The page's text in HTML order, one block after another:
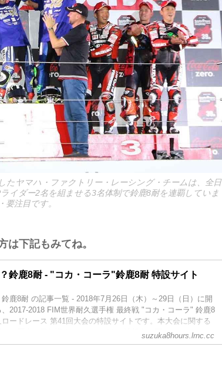
たヤマハ・ファクトリー・レーシング・チームは、全日
イダー2名を組ませる3名体制で鈴鹿8耐を連覇していま
注目です。
は下記もみてね。
鈴鹿8耐 - "コカ・コーラ"鈴鹿8耐 特設サイト
鹿8耐 の記事一覧 - 2018年7月26日（木）～29日（日）に開
2017-2018 FIM世界耐久選手権 最終戦 "コカ・コーラ" 鈴鹿8
ロードレース 第41回大会の特設サイトです。本大会に関する
から歴史、豆知識まで、さまざまな情報をお届けします。
suzuka8hours.lrnc.cc